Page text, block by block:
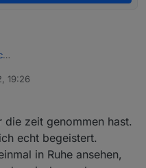
repo angelegt und da mal
Ich hoffe das
nicht zu komplex geworden
19:26
zeit genommen hast.
echt begeistert.
in Ruhe ansehen,